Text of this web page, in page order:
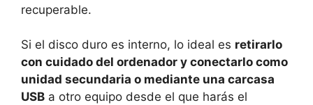
recuperable.
Si el disco duro es interno, lo ideal es retirarlo
con cuidado del ordenador y conectarlo como
unidad secundaria o mediante una carcasa
USB a otro equipo desde el que harás el